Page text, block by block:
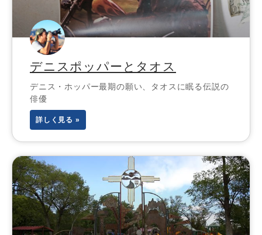
デニスポッパーとタオス
デニス・ホッパー最期の願い、タオスに眠る伝説の
俳優
詳しく見る »